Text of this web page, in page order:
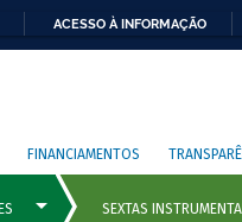
ACESSO À INFORMAÇÃO
FINANCIAMENTOS